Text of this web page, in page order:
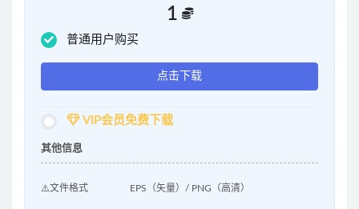
1
普通用户购买
点击下载
VIP会员免费下载
其他信息
⚠️文件格式 EPS（矢量）/ PNG（高清）